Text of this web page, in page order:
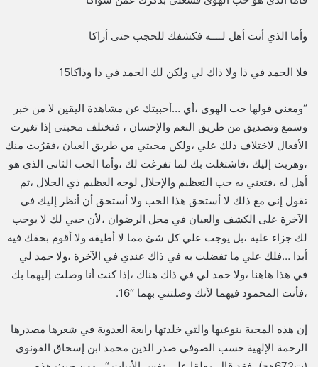
وأما الذي أنت أهل لــــه فكشفك للحجب حتى أراكا
فلا الحمد في ذا ولا ذاك لي ولكن لك الحمد في ذا وذاكا15
“ومعنى قولها حب الهوى ،أي …أحببتك عن مشاهدة اليقين لا من خبر
وسمع وتصديق من طريق النعم والإحسان ، فتختلف محبتي إذا تغيرت
الأفعال لاختلاف ذلك علي ،ولكن محبتي من طريق العيان ،فقرُبت منك
،وهربت إليك ،فاشتغلت بك لما تفرغت لك ،وأما الحب الثاني الذي هو
أهل له ،فتعني به حب التعظيم والإجلال لوجه العظيم ذي الجلال ،ثم
تقول إني مع ذلك لا أستحق هذا الحب ولا أستحق أن أنظر إليك في
الآخرة على الكشف والعيان في محل الرضوان ،لأن حبي لك لا يوجب
لك جزاء عليه ،بل يوجب علي كل شئ مما لا أطيقه ولا أقوم بحقك فيه
أبدا …فلك علي ما تفضلت به في ذاك عندي في الآخرة ،ولا حمد لي
في هذا هاهنا ،ولا حمد لي في ذاك هناك ،إذا كنت أنا وصلت إليهما بك
،فأنت المحمود فيهما لأنك وصلتني بهما “16.
إن هذه المحبة بنوعيها والتي خلدتها رابعة العدوية في شعرها مصدرها
الرحمة الإلهية حسب الصوفي صدر الدين محمد ابن إسحاق القونوي